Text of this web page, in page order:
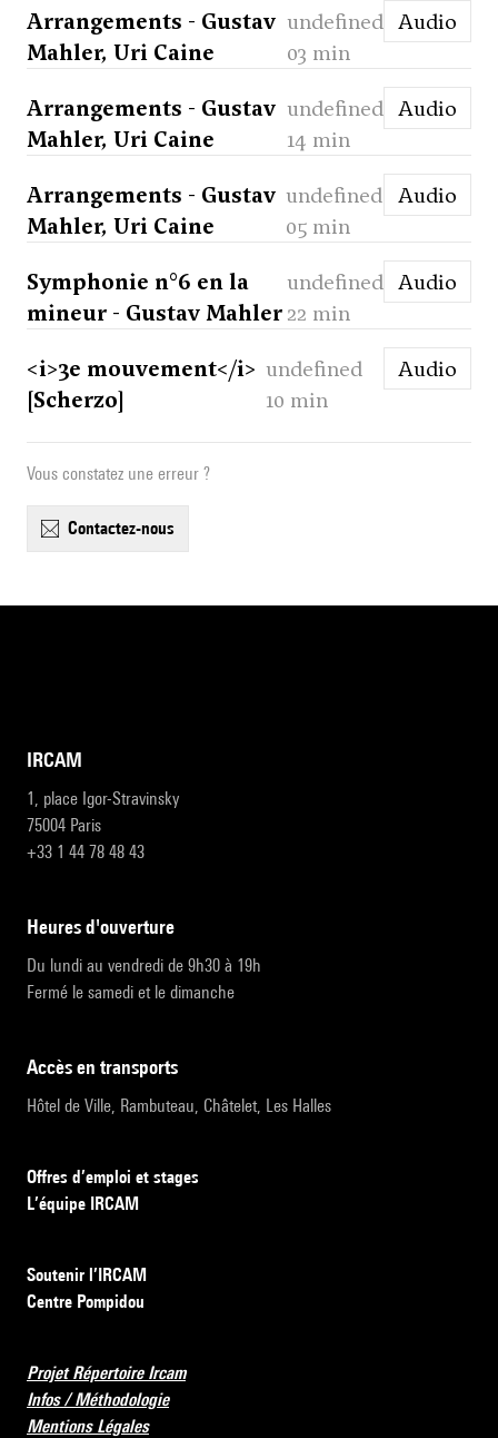
Arrangements - Gustav
Mahler, Uri Caine
undefined
03 min
Audio
Arrangements - Gustav
Mahler, Uri Caine
undefined
14 min
Audio
Arrangements - Gustav
Mahler, Uri Caine
undefined
05 min
Audio
Symphonie n°6 en la
mineur - Gustav Mahler
undefined
22 min
Audio
<i>3e mouvement</i>
[Scherzo]
undefined
10 min
Audio
Vous constatez une erreur ?
contactez-nous
IRCAM
1, place Igor-Stravinsky
75004 Paris
+33 1 44 78 48 43
heures d'ouverture
Du lundi au vendredi de 9h30 à 19h
Fermé le samedi et le dimanche
accès en transports
Hôtel de Ville, Rambuteau, Châtelet, Les Halles
Offres d’emploi et stages
L’équipe IRCAM
Soutenir l’IRCAM
Centre Pompidou
Projet Répertoire Ircam
Infos / Méthodologie
Mentions Légales